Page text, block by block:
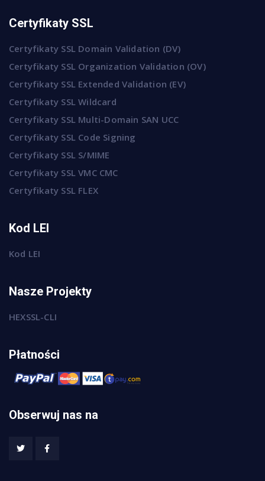
Certyfikaty SSL
Certyfikaty SSL Domain Validation (DV)
Certyfikaty SSL Organization Validation (OV)
Certyfikaty SSL Extended Validation (EV)
Certyfikaty SSL Wildcard
Certyfikaty SSL Multi-Domain SAN UCC
Certyfikaty SSL Code Signing
Certyfikaty SSL S/MIME
Certyfikaty SSL VMC CMC
Certyfikaty SSL FLEX
Kod LEI
Kod LEI
Nasze Projekty
HEXSSL-CLI
Płatności
Obserwuj nas na